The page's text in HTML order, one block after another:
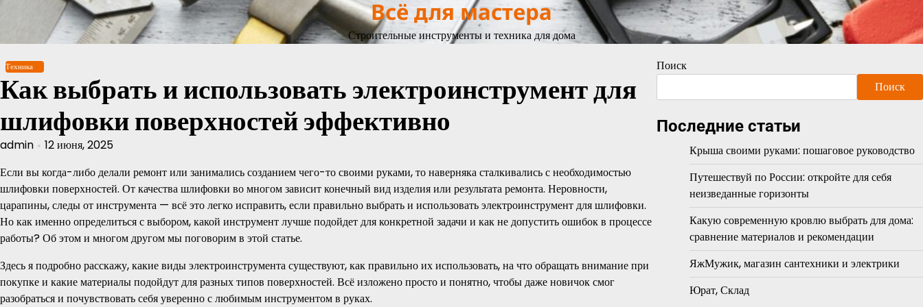
содержимому
Всё для мастера
Строительные инструменты и техника для дома
Техника
Как выбрать и использовать электроинструмент для
шлифовки поверхностей эффективно
admin
12 июня, 2025
Если вы когда-либо делали ремонт или занимались созданием чего-то своими руками, то наверняка сталкивались с необходимостью
шлифовки поверхностей. От качества шлифовки во многом зависит конечный вид изделия или результата ремонта. Неровности,
царапины, следы от инструмента — всё это легко исправить, если правильно выбрать и использовать электроинструмент для шлифовки.
Но как именно определиться с выбором, какой инструмент лучше подойдет для конкретной задачи и как не допустить ошибок в процессе
работы? Об этом и многом другом мы поговорим в этой статье.
Здесь я подробно расскажу, какие виды электроинструмента существуют, как правильно их использовать, на что обращать внимание при
покупке и какие материалы подойдут для разных типов поверхностей. Всё изложено просто и понятно, чтобы даже новичок смог
разобраться и почувствовать себя уверенно с любимым инструментом в руках.
Поиск
Поиск
Последние статьи
Крыша своими руками: пошаговое руководство
Путешествуй по России: откройте для себя
неизведанные горизонты
Какую современную кровлю выбрать для дома:
сравнение материалов и рекомендации
ЯжМужик, магазин сантехники и электрики
Юрат, Склад